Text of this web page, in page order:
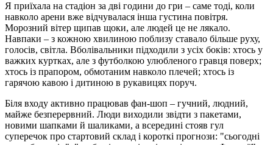
Я приїхала на стадіон за дві години до гри – саме тоді, коли
навколо арени вже відчувалася інша густина повітря.
Морозний вітер щипав щоки, але людей це не лякало.
Навпаки – з кожною хвилиною поблизу ставало більше руху,
голосів, світла. Вболівальники підходили з усіх боків: хтось у
важких куртках, але з футболкою улюбленого гравця поверх;
хтось із прапором, обмотаним навколо плечей; хтось із
гарячою кавою і дитиною в рукавицях поруч.
Біля входу активно працював фан-шоп – гучний, людний,
майже безперервний. Люди виходили звідти з пакетами,
новими шапками й шаликами, а всередині стояв гул
суперечок про стартовий склад і короткі прогнози: "сьогодні